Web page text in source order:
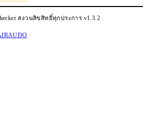
สงวนลิขสิทธิ์ทุกประการ v1.3.2